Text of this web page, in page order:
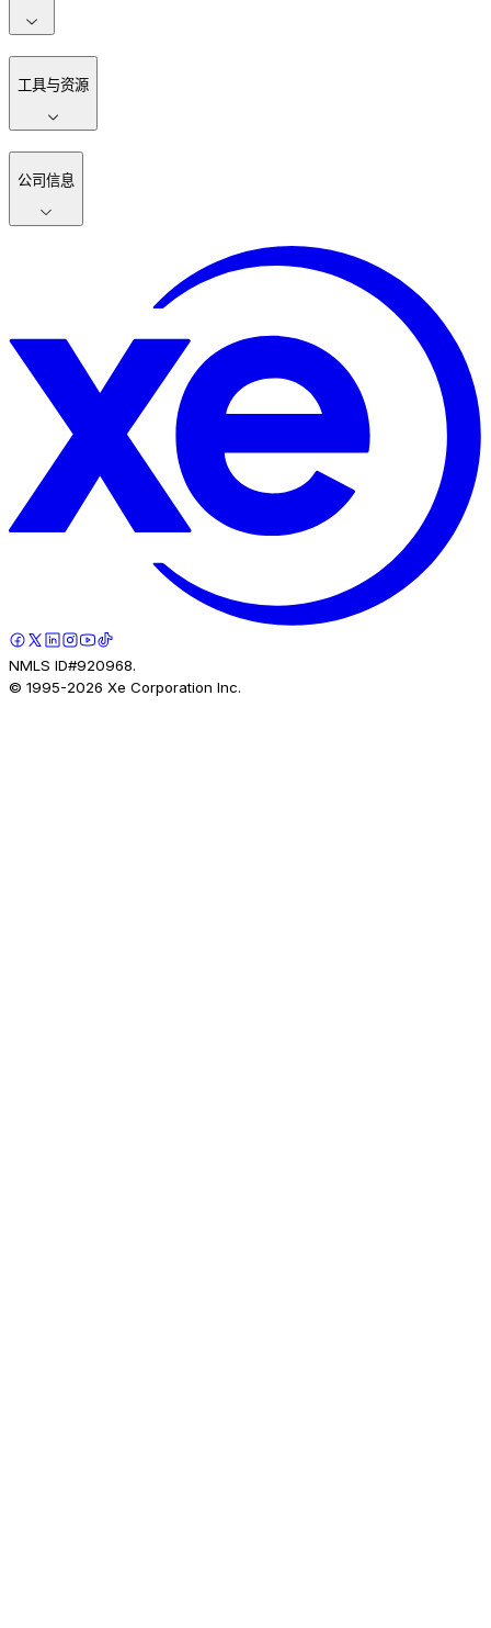
工具与资源
公司信息
NMLS ID#920968.
© 1995-2026 Xe Corporation Inc.